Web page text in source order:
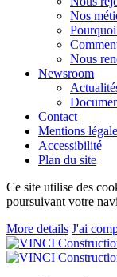
Nos
Nous
Newsroom
Contact
Mentions
Accessibilité
Plan du site
Ce site utilise des
poursuivant votre
More details J'ai